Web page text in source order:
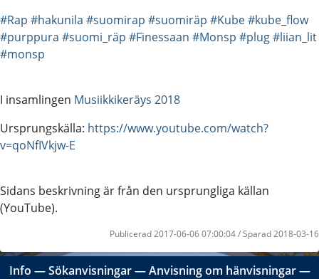
#Rap #hakunila #suomirap #suomiräp #Kube#kube_flow
#purppura #suomi_räp #Finessaan #Monsp #plug#liian_lit
#monsp
I insamlingen Musiikkikeräys 2018
Ursprungskälla: https://www.youtube.com/watch?
v=qoNfIVkjw-E
Sidans beskrivning är från den ursprungliga källan
(YouTube).
Publicerad 2017-06-06 07:00:04 / Sparad 2018-03-16
Info ―Sökanvisningar―Anvisning om hänvisningar―